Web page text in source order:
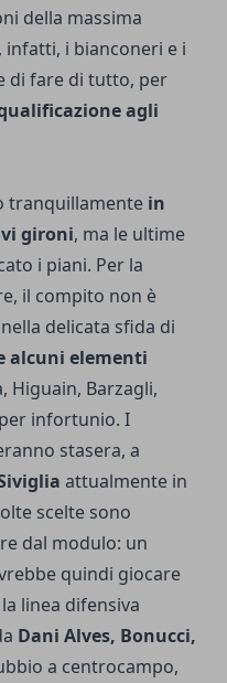
della massima
i bianconeri e i
di fare di tutto, per
agli
tranquillamente in
gironi, ma le ultime
i piani. Per la
il compito non è
delicata sfida di
alcuni elementi
Higuain, Barzagli,
infortunio. I
stasera, a
attualmente in
scelte sono
dal modulo: un
quindi giocare
linea difensiva
Dani Alves, Bonucci,
a centrocampo,